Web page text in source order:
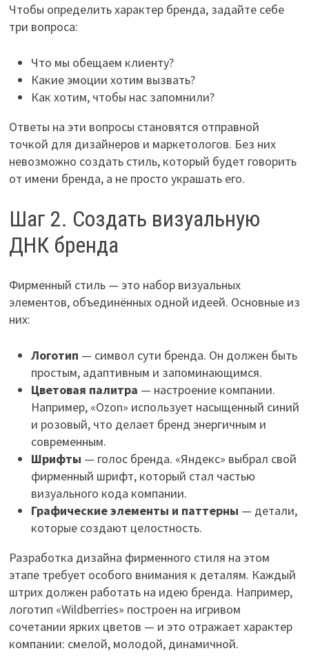
Чтобы определить характер бренда, задайте себе
три вопроса:
Что мы обещаем клиенту?
Какие эмоции хотим вызвать?
Как хотим, чтобы нас запомнили?
Ответы на эти вопросы становятся отправной
точкой для дизайнеров и маркетологов. Без них
невозможно создать стиль, который будет говорить
от имени бренда, а не просто украшать его.
Шаг 2. Создать визуальную
ДНК бренда
Фирменный стиль — это набор визуальных
элементов, объединённых одной идеей. Основные из
них:
Логотип — символ сути бренда. Он должен быть
простым, адаптивным и запоминающимся.
Цветовая палитра — настроение компании.
Например, «Ozon» использует насыщенный синий
и розовый, что делает бренд энергичным и
современным.
Шрифты — голос бренда. «Яндекс» выбрал свой
фирменный шрифт, который стал частью
визуального кода компании.
Графические элементы и паттерны — детали,
которые создают целостность.
Разработка дизайна фирменного стиля на этом
этапе требует особого внимания к деталям. Каждый
штрих должен работать на идею бренда. Например,
логотип «Wildberries» построен на игривом
сочетании ярких цветов — и это отражает характер
компании: смелой, молодой, динамичной.